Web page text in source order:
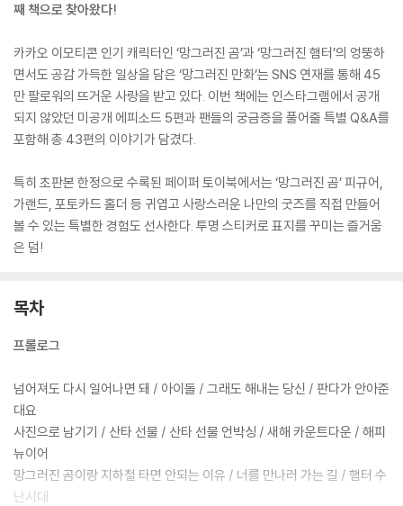
째 책으로 찾아왔다!
카카오 이모티콘 인기 캐릭터인 ‘망그러진 곰’과 ‘망그러진 햄터’의 엉뚱하
면서도 공감 가득한 일상을 담은 ‘망그러진 만화’는 SNS 연재를 통해 45
만 팔로워의 뜨거운 사랑을 받고 있다. 이번 책에는 인스타그램에서 공개
되지 않았던 미공개 에피소드 5편과 팬들의 궁금증을 풀어줄 특별 Q&A를
포함해 총 43편의 이야기가 담겼다.
특히 초판본 한정으로 수록된 페이퍼 토이북에서는 ‘망그러진 곰’ 피규어,
가랜드, 포토카드 홀더 등 귀엽고 사랑스러운 나만의 굿즈를 직접 만들어
볼 수 있는 특별한 경험도 선사한다. 투명 스티커로 표지를 꾸미는 즐거움
은 덤!
목차
프롤로그
넘어져도 다시 일어나면 돼 / 아이돌 / 그래도 해내는 당신 / 판다가 안아준
대요
사진으로 남기기 / 산타 선물 / 산타 선물 언박싱 / 새해 카운트다운 / 해피
뉴이어
망그러진 곰이랑 지하철 타면 안되는 이유 / 너를 만나러 가는 길 / 햄터 수
난시대